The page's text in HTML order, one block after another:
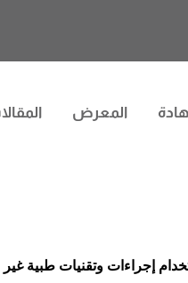
المعرض
وتقنيات طبية غير